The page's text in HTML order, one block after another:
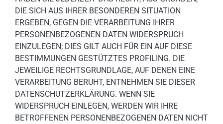
DIE SICH AUS IHRER BESONDEREN SITUATION
ERGEBEN, GEGEN DIE VERARBEITUNG IHRER
PERSONENBEZOGENEN DATEN WIDERSPRUCH
EINZULEGEN; DIES GILT AUCH FÜR EIN AUF DIESE
BESTIMMUNGEN GESTÜTZTES PROFILING. DIE
JEWEILIGE RECHTSGRUNDLAGE, AUF DENEN EINE
VERARBEITUNG BERUHT, ENTNEHMEN SIE DIESER
DATENSCHUTZERKLÄRUNG. WENN SIE
WIDERSPRUCH EINLEGEN, WERDEN WIR IHRE
BETROFFENEN PERSONENBEZOGENEN DATEN NICHT